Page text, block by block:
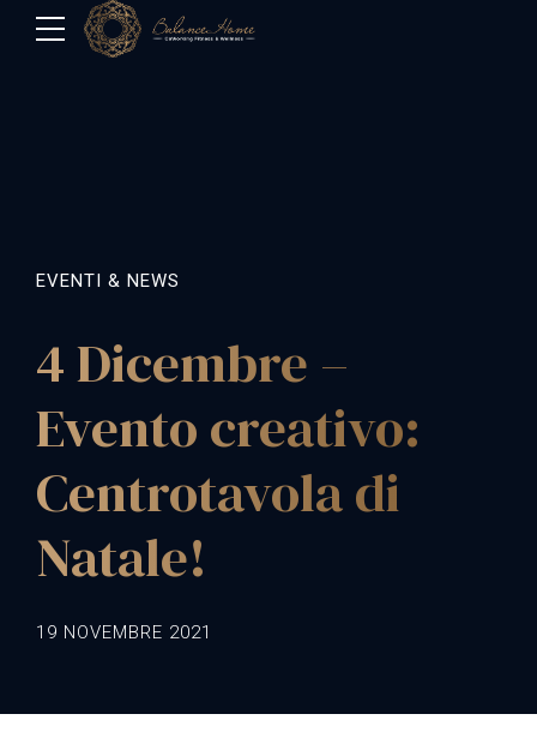
EVENTI & NEWS
4 Dicembre –
Evento creativo:
Centrotavola di
Natale!
19 NOVEMBRE 2021